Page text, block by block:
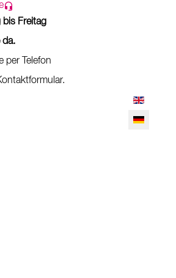
Freitag
da.
per Telefon
Sprache